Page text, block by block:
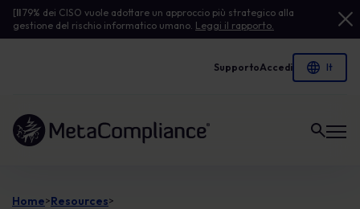
[Il79% dei CISO vuole adottare un approccio più strategico alla
gestione del rischio informatico umano. Leggi il rapporto.
SupportoAccedi
Link alla homepage
Home>Resources>